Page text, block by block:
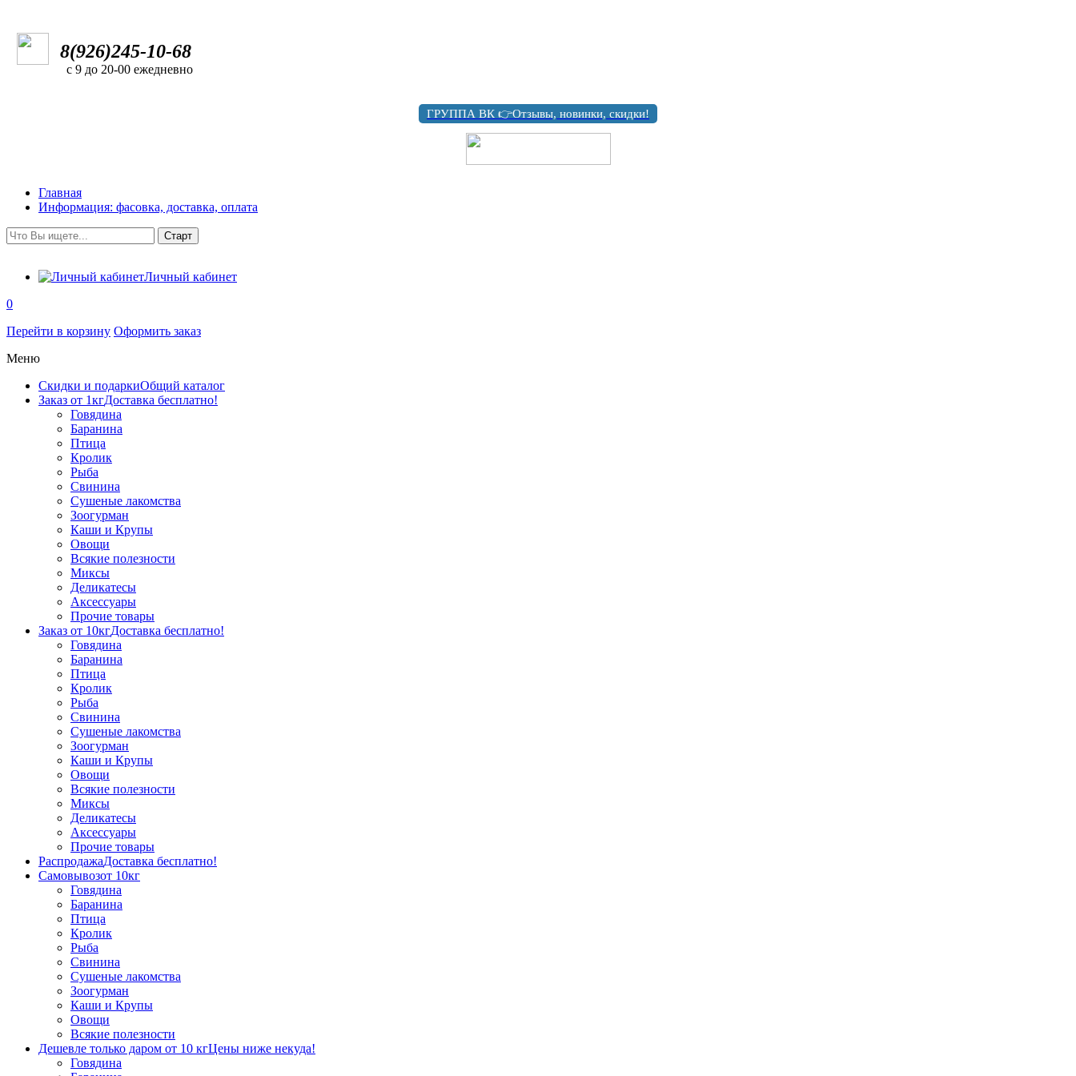
8(926)245-10-68
с 9 до 20-00 ежедневно
ГРУППА ВК 👉Отзывы, новинки, скидки!
Главная
Информация: фасовка, доставка, оплата
Личный кабинет
0
Перейти в корзину Оформить заказ
Меню
Скидки и подаркиОбщий каталог
Заказ от 1кгДоставка бесплатно!
Говядина
Баранина
Птица
Кролик
Рыба
Свинина
Сушеные лакомства
Зоогурман
Каши и Крупы
Овощи
Всякие полезности
Миксы
Деликатесы
Аксессуары
Прочие товары
Заказ от 10кгДоставка бесплатно!
Говядина
Баранина
Птица
Кролик
Рыба
Свинина
Сушеные лакомства
Зоогурман
Каши и Крупы
Овощи
Всякие полезности
Миксы
Деликатесы
Аксессуары
Прочие товары
РаспродажаДоставка бесплатно!
Самовывозот 10кг
Говядина
Баранина
Птица
Кролик
Рыба
Свинина
Сушеные лакомства
Зоогурман
Каши и Крупы
Овощи
Всякие полезности
Дешевле только даром от 10 кгЦены ниже некуда!
Говядина